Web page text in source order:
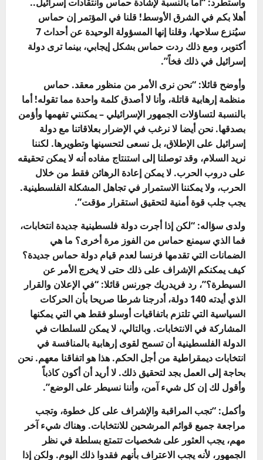
واستطرد: “أما بالنسبة لإشادة حماس وانتقادات إسرائيل..
أهلا بكم في الشرق الأوسط! قلنا في المؤتمر إن حماس
سيُنزع سلاحها، وقلنا إنها المسؤولة الوحيدة عن أحداث 7
أكتوبر، ومع ذلك ردت حماس بشكل إيجابي، بينما ترى دولة
إسرائيل في ذلك فخاً”.
وأوضح قائلا: “نحن نرى الأمر من منظور معقد. حماس
منظمة إرهابية قاتلة، وأنا لا أصدق كلمة واحدة مما تقوله! أما
بالنسبة لتساؤلات الجمهور الإسرائيلي – يمكنني تفهمها وأؤمن
بصدقها. نحن أيضا لا نرغب في الإضرار بعلاقاتنا مع دولة
إسرائيل على الإطلاق، بل نسعى لتحسينها وتطويرها. لكننا
نريد السلام، وقد توصلنا إلى استنتاج مفاده أنه لا يمكن تحقيقه
على دروب الحرب. لا يمكن إعادة الرهائن فقط من خلال
الحرب، ولا يمكننا الاستمرار في تجاهل المشكلة الفلسطينية.
يجب جلب قوة أمنية لتحقيق استقرار مؤقت”.
ولدى سؤاله: “لكن إذا أجرت دولة فلسطينية جديدة انتخابات،
فما الذي سيمنع حماس من الفوز مرة أخرى؟ ما هي
الضمانات التي تقدمها فرنسا لعدم قيام دولة حماس جديدة؟
كيف يمكنكم الإشراف على ذلك حتى لا يخرج الأمر عن
السيطرة؟”، رد فريدريك جورنس قائلا: “في الإعلان والقرار
الذي أيدته 140 دولة، أدرجنا شرطا صريحا بأن الحركات
السياسية التي تلتزم باتفاقيات أوسلو فقط هي التي يمكنها
المشاركة في الانتخابات. وبالتالي، لا يمكن للسلطات في
الدولة الفلسطينية أن تسمح لقوى إرهابية بالمنافسة في
انتخابات ديمقراطية من أجل الحكم. هذا هو اتفاقنا معهم. نحن
بحاجة إلى العمل بجد لتحقيق ذلك. لا أريد أن أكون كاذباً
وأقول لك إن كل شيء آمن، وأننا نسيطر على الوضع”.
وأكمل: “تجب المراقبة والإشراف على كل خطوة، وتجب
مراجعة جميع قوائم المرشحين للانتخابات. وهناك شيء آخر
مهم، يجب العثور على شخصيات تتمتع بسلطة في نظر
الجمهور، لأنه يجب الاعتراف بأنهم فقدوا ذلك اليوم. ولكن إذا